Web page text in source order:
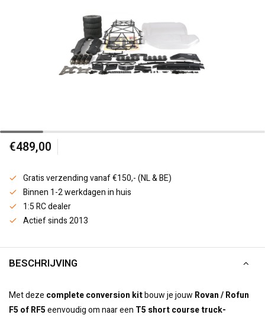
€489,00
Gratis verzending vanaf €150,- (NL & BE)
Binnen 1-2 werkdagen in huis
1:5 RC dealer
Actief sinds 2013
BESCHRIJVING
Met deze complete conversion kitbouw je jouw Rovan / Rofun
F5 of RF5eenvoudig om naar een T5 short course truck-